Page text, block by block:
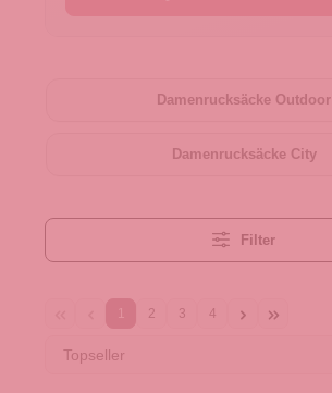
Damenrucksäcke Outdoor
Damenrucksäcke City
Filter
1 2 3 4